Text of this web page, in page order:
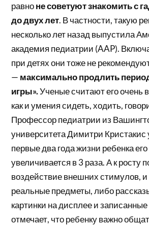
равноне советуют знакомить с
до двух лет. В частности, такую
несколько лет назад выпустила
академия педиатрии (AAP).
при детях они тоже не
— максимально продлить
игры».Ученые считают его очень
как и умения сидеть, ходить,
Профессор педиатрии из
университета Димитри Кристакис
первые два года жизни ребенка его
увеличивается в 3 раза. А к росту
воздействие внешних стимулов,
реальные предметы, либо
картинки на дисплее и записанные
отмечает, что ребенку важно